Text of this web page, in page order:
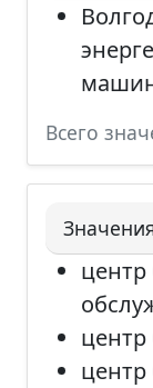
Всего
центр
центр
центр